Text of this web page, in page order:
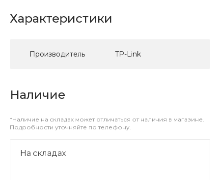
Характеристики
Производитель TP-Link
Наличие
*Наличие на складах может отличаться от наличия в магазине.
Подробности уточняйте по телефону.
На складах